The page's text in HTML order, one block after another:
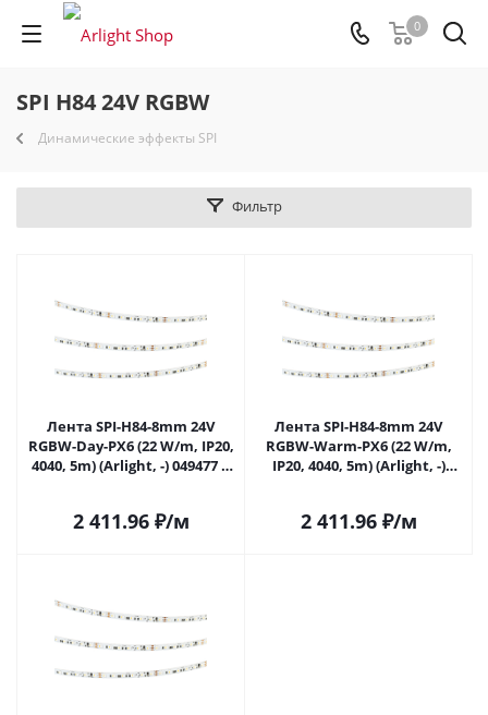
0
SPI H84 24V RGBW
Динамические эффекты SPI
Фильтр
Лента SPI-H84-8mm 24V
RGBW-Day-PX6 (22 W/m, IP20,
4040, 5m) (Arlight, -) 049477 в
2 411.96₽/м
Лента SPI-H84-8mm 24V
RGBW-Warm-PX6 (22 W/m,
IP20, 4040, 5m) (Arlight, -)
2 411.96₽/м